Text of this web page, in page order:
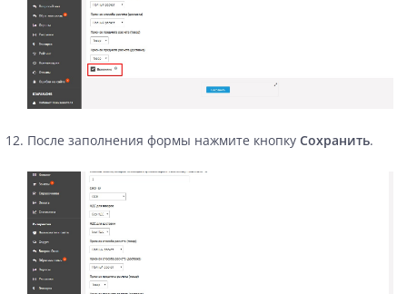
После заполнения формы нажмите кнопку Сохранить.